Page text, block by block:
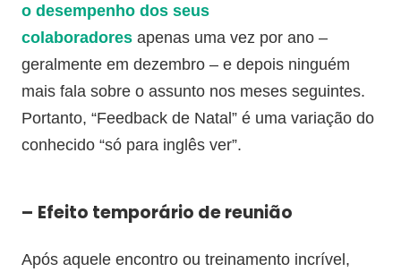
o desempenho dos seus
colaboradores apenas uma vez por ano –
geralmente em dezembro – e depois ninguém
mais fala sobre o assunto nos meses seguintes.
Portanto, “Feedback de Natal” é uma variação do
conhecido “só para inglês ver”.
– Efeito temporário de reunião
Após aquele encontro ou treinamento incrível,